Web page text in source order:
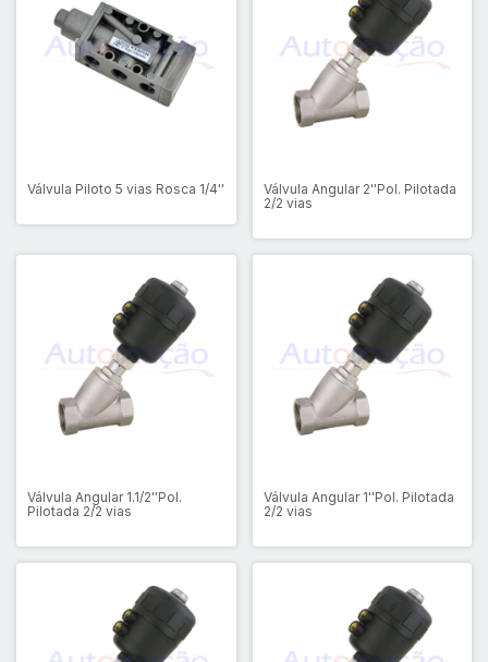
Válvula Piloto 5 vias Rosca 1/4''
Válvula Angular 2''Pol. Pilotada
2/2 vias
Válvula Angular 1.1/2''Pol.
Pilotada 2/2 vias
Válvula Angular 1''Pol. Pilotada
2/2 vias